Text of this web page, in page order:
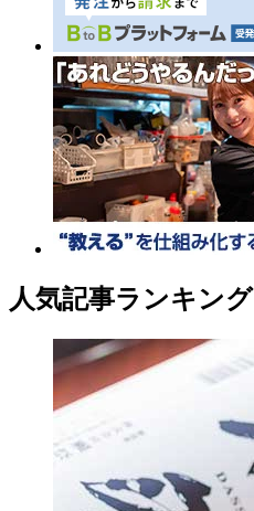
人気記事ランキング